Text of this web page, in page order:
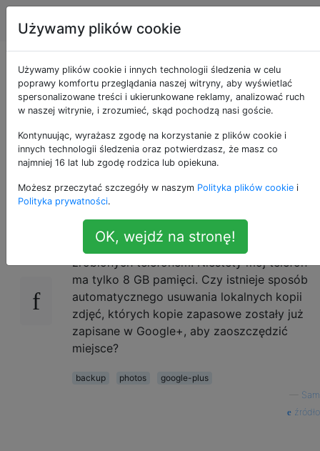
Android Tagi
Automatycznie
usuwaj lokalne
zdjęcia z kopii
zapasowej Google+
Korzystam z Google+, aby automatycznie
tworzyć kopie zapasowe wszystkich zdjęć
zrobionych telefonem. Niestety mój telefon
ma tylko 8 GB pamięci. Czy istnieje sposób
automatycznego usuwania lokalnych kopii
zdjęć, których kopie zapasowe zostały już
zapisane w Google+, aby zaoszczędzić
miejsce?
backup photos
google-plus
Sam
źródło
Używamy plików cookie
Używamy plików cookie i innych technologii śledzenia w celu
poprawy komfortu przeglądania naszej witryny, aby wyświetlać
spersonalizowane treści i ukierunkowane reklamy, analizować ruch
w naszej witrynie, i zrozumieć, skąd pochodzą nasi goście.
Kontynuując, wyrażasz zgodę na korzystanie z plików cookie i
innych technologii śledzenia oraz potwierdzasz, że masz co
najmniej 16 lat lub zgodę rodzica lub opiekuna.
Możesz przeczytać szczegóły w naszym Polityka plików cookie i
Polityka prywatności.
OK, wejdź na stronę!